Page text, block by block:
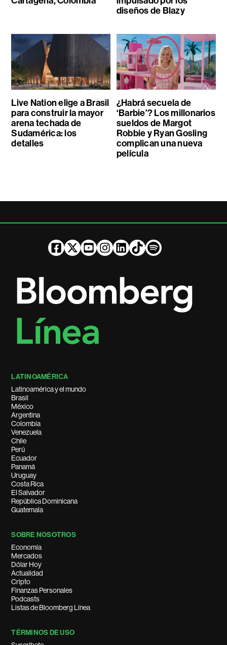
diseños de Blazy
Live Nation elige a Brasil
para construir la mayor
arena techada de
Sudamérica: los
detalles
¿Habrá secuela de
‘Barbie’? Los millonarios
sueldos de Margot
Robbie y Ryan Gosling
complican una nueva
película
LATINOAMÉRICA
Latinoamérica y el mundo
Brasil
México
Argentina
Colombia
Venezuela
Chile
Perú
Ecuador
Panamá
Uruguay
Costa Rica
El Salvador
República Dominicana
Guatemala
SOBRE NOSOTROS
Economía
Mercados
Dólar Hoy
Actualidad
Cripto
Finanzas Personales
Podcasts
Listas de Bloomberg Línea
TÉRMINOS DE USO